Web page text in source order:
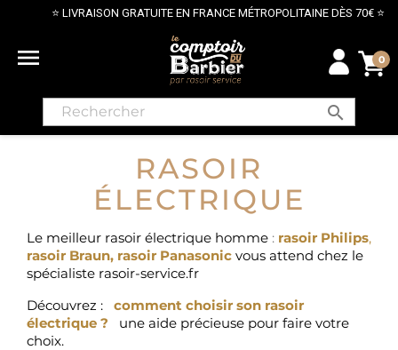
⭐ LIVRAISON GRATUITE EN FRANCE MÉTROPOLITAINE DÈS 70€ ⭐
 0
search
RASOIR
ÉLECTRIQUE
Le meilleur rasoir électrique homme : rasoir Philips,
rasoir Braun, rasoir Panasonic vous attend chez le
spécialiste rasoir-service.fr
Découvrez :
comment choisir son rasoir
électrique ?
une aide précieuse pour faire votre
choix.